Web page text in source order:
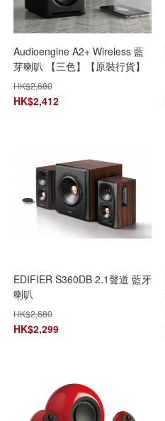
Audioengine A2+ Wireless 藍
芽喇叭 【三色】【原裝行貨】
【+贈送1件Astrotec S80 鈹單
元真無線藍芽耳機】【免運
費】
HK$2,680
HK$2,412
EDIFIER S360DB 2.1聲道 藍牙
喇叭
HK$2,680
HK$2,299